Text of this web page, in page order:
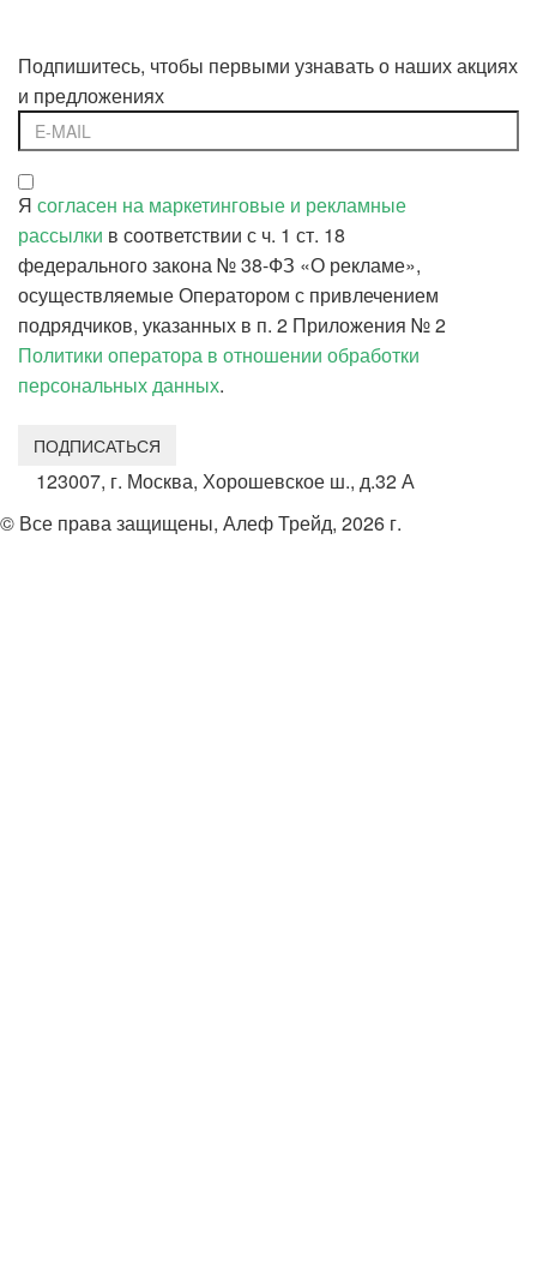
Подпишитесь, чтобы первыми узнавать о наших акциях
и предложениях
Я согласен на маркетинговые и рекламные
рассылки в соответствии с ч. 1 ст. 18
федерального закона № 38-ФЗ «О рекламе»,
осуществляемые Оператором с привлечением
подрядчиков, указанных в п. 2 Приложения № 2
Политики оператора в отношении обработки
персональных данных.
ПОДПИСАТЬСЯ
123007, г. Москва, Хорошевское ш., д.32 А
© Все права защищены, Алеф Трейд, 2026 г.